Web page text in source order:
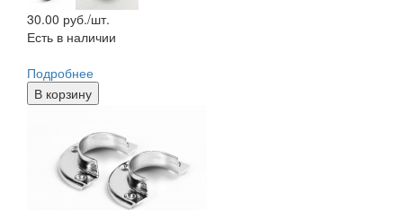
30.00 руб./шт.
Есть в наличии
Подробнее
В корзину